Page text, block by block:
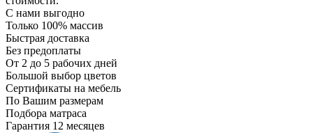
С нами выгодно
Только 100% массив
Быстрая доставка
Без предоплаты
От 2 до 5 рабочих дней
Большой выбор цветов
Сертификаты на мебель
По Вашим размерам
Подбора матраса
Гарантия 12 месяцев